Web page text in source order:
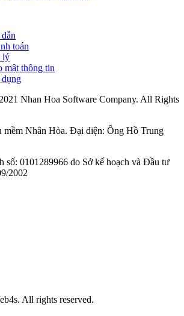
toán
lý
mật thông tin
Nhan Hoa Software Company. All Rights
Nhân Hòa. Đại diện: Ông Hồ Trung
số: 0101289966 do Sở kế hoạch và Đầu tư
2002
All rights reserved.